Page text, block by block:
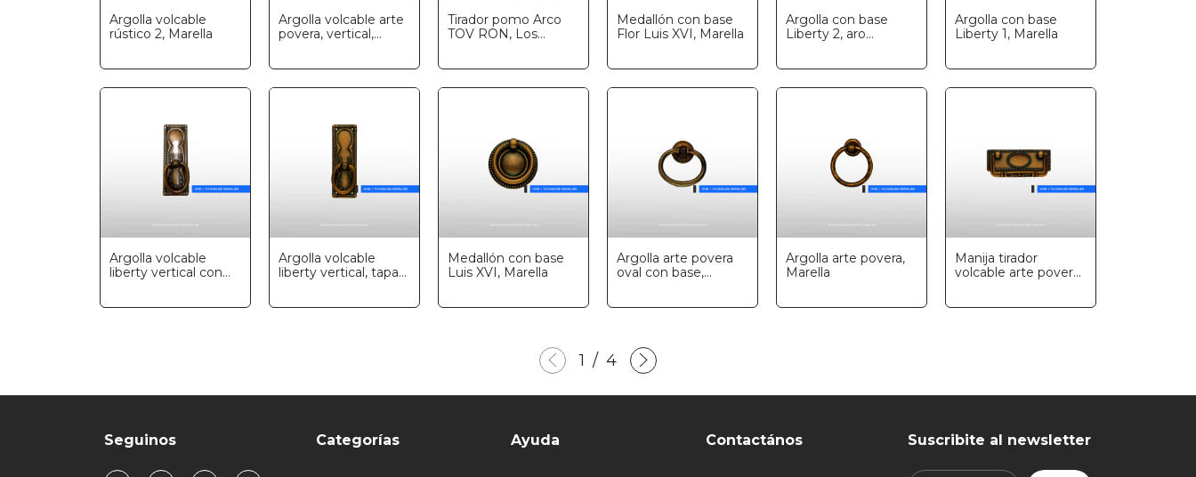
Argolla volcable
rústico 2, Marella
Argolla volcable arte
povera, vertical,
Tirador pomo Arco
TOV RON, Los
Medallón con base
Flor Luis XVI, Marella
Argolla con base
Liberty 2, aro
Argolla con base
Liberty 1, Marella
Argolla volcable
liberty vertical con
Argolla volcable
liberty vertical, tapa
Medallón con base
Luis XVI, Marella
Argolla arte povera
oval con base,
Argolla arte povera,
Marella
Manija tirador
volcable arte povera
1 / 4
Seguinos Categorías Ayuda Contactános Suscribite al newsletter